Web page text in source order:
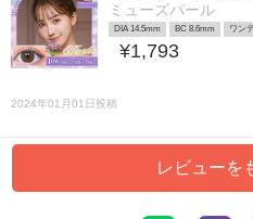
ミューズパール
DIA 14.5mm BC 8.6mm ワン
¥1,793
2024年01月01日投稿
レビューを